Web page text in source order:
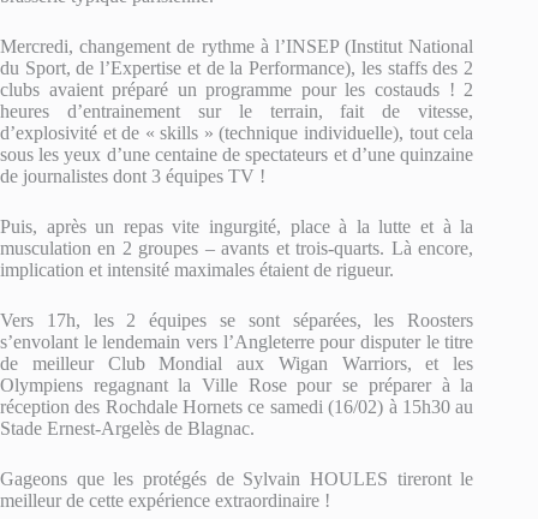
Mercredi, changement de rythme à l’INSEP (Institut National
du Sport, de l’Expertise et de la Performance), les staffs des 2
clubs avaient préparé un programme pour les costauds ! 2
heures d’entrainement sur le terrain, fait de vitesse,
d’explosivité et de « skills » (technique individuelle), tout cela
sous les yeux d’une centaine de spectateurs et d’une quinzaine
de journalistes dont 3 équipes TV !
Puis, après un repas vite ingurgité, place à la lutte et à la
musculation en 2 groupes – avants et trois-quarts. Là encore,
implication et intensité maximales étaient de rigueur.
Vers 17h, les 2 équipes se sont séparées, les Roosters
s’envolant le lendemain vers l’Angleterre pour disputer le titre
de meilleur Club Mondial aux Wigan Warriors, et les
Olympiens regagnant la Ville Rose pour se préparer à la
réception des Rochdale Hornets ce samedi (16/02) à 15h30 au
Stade Ernest-Argelès de Blagnac.
Gageons que les protégés de Sylvain HOULES tireront le
meilleur de cette expérience extraordinaire !